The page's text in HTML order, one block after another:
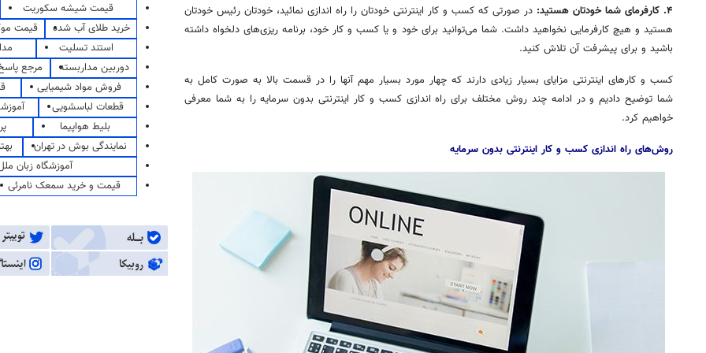
۴. کارفرمای شما خودتان هستید: در صورتی که کسب و کار اینترنتی خودتان را راه اندازی نمائید، خودتان رئیس خودتان
هستید و هیچ کارفرمایی نخواهید داشت. شما می‌توانید برای خود و یا کسب و کار خود، برنامه ریزی‎‌های دلخواه داشته
باشید و برای پیشرفت آن تلاش کنید.
کسب و کارهای اینترنتی مزایای بسیار زیادی دارند که چهار مورد بسیار مهم آنها را در قسمت بالا به صورت کامل به
شما توضیح دادیم و در ادامه چند روش مختلف برای راه اندازی کسب و کار اینترنتی بدون سرمایه را به شما معرفی
خواهیم کرد.
روش‌های راه اندازی کسب و کار اینترنتی بدون سرمایه
قیمت شیشه سکوریت
خرید طلای آب شده
قیمت
استند تسلیت
دوربین مداربسته
مرجع
فروش مواد شیمیایی
قطعات لباسشویی
بلیط هواپیما
نمایندگی بوش در تهران
آموزشگاه زبان
قیمت و خرید سمعک نامرئی